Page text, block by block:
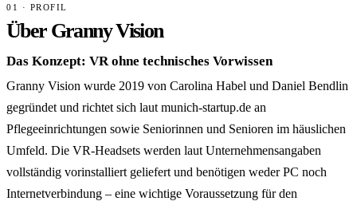
01 · PROFIL
Über Granny Vision
Das Konzept: VR ohne technisches Vorwissen
Granny Vision wurde 2019 von Carolina Habel und Daniel Bendlin
gegründet und richtet sich laut munich-startup.de an
Pflegeeinrichtungen sowie Seniorinnen und Senioren im häuslichen
Umfeld. Die VR-Headsets werden laut Unternehmensangaben
vollständig vorinstalliert geliefert und benötigen weder PC noch
Internetverbindung – eine wichtige Voraussetzung für den